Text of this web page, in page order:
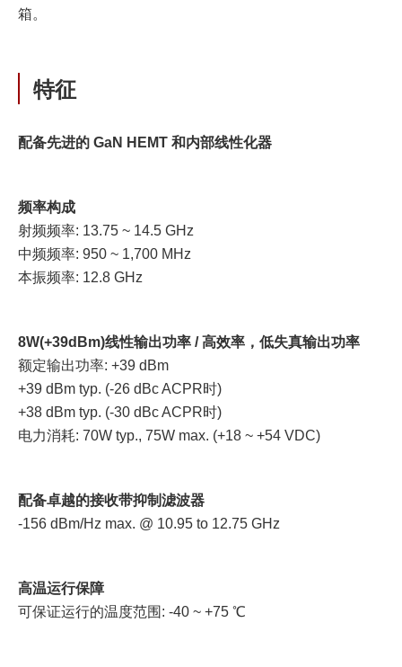
箱。
特征
配备先进的 GaN HEMT 和内部线性化器
频率构成
射频频率: 13.75 ~ 14.5 GHz
中频频率: 950 ~ 1,700 MHz
本振频率: 12.8 GHz
8W(+39dBm)线性输出功率 / 高效率，低失真输出功率
额定输出功率: +39 dBm
+39 dBm typ. (-26 dBc ACPR时)
+38 dBm typ. (-30 dBc ACPR时)
电力消耗: 70W typ., 75W max. (+18 ~ +54 VDC)
配备卓越的接收带抑制滤波器
-156 dBm/Hz max. @ 10.95 to 12.75 GHz
高温运行保障
可保证运行的温度范围: -40 ~ +75 ℃